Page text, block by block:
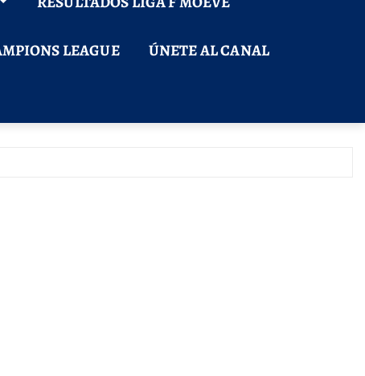
LEAGUE ÚNETE AL CANAL